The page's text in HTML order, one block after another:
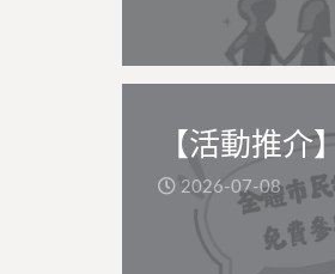
【活動推介
2026-07-08